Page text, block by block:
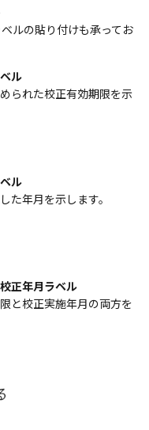
ルの貼り付けも承ってお
ル
られた校正有効期限を示
ル
た年月を示します。
正年月ラベル
と校正実施年月の両方を